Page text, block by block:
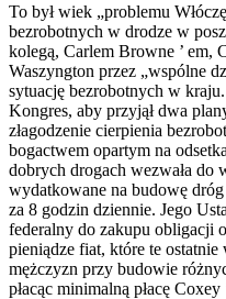
To był wiek „problemu
bezrobotnych w drodze w
kolegą, Carlem Browne ’ em,
Waszyngton przez „wspólne
sytuację bezrobotnych w
Kongres, aby przyjął dwa
złagodzenie cierpienia
bogactwem opartym na
dobrych drogach wezwała do
wydatkowane na budowę
za 8 godzin dziennie. Jego
federalny do zakupu obligacji
pieniądze fiat, które te
mężczyzn przy budowie
płacąc minimalną płacę Coxey